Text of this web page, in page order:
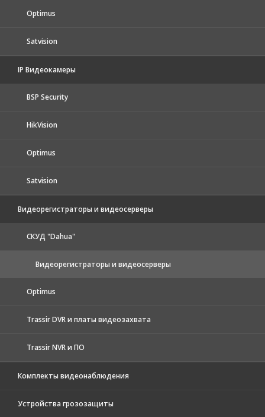
Optimus
Satvision
IP Видеокамеры
BSP Security
HikVision
Optimus
Satvision
Видеорегистраторы и видеосерверы
CКУД "Dahua"
Видеорегистраторы и видеосерверы
Optimus
Trassir DVR и платы видеозахвата
Trassir NVR и ПО
Комплекты видеонаблюдения
Устройства грозозащиты